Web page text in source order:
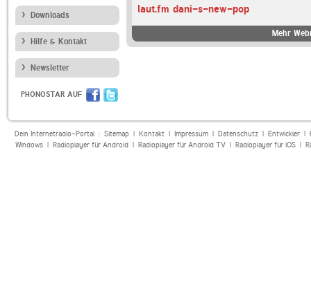
Downloads
Hilfe & Kontakt
Newsletter
PHONOSTAR AUF
laut.fm dani-s-new-pop
Mehr
Dein Internetradio-Portal : Sitemap| Kontakt| Impressum| Datenschutz| Entwickler|
Windows| Radioplayer für Android| Radioplayer für Android TV| Radioplayer für iOS|